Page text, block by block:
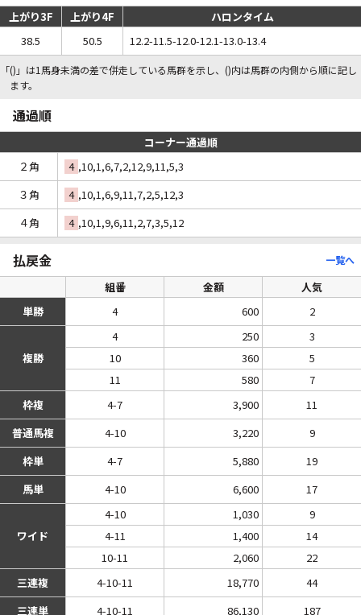
上がり3F 上がり4F
ハロンタイム
38.5
50.5 12.2-11.5-12.0-12.1-13.0-13.4
「()」は1馬身未満の差で併走している馬群を示し、()内は馬群の内側から順に記し
ます。
通過順
コーナー通過順
２角
4 ,10,1,6,7,2,12,9,11,5,3
３角
4 ,10,1,6,9,11,7,2,5,12,3
４角
4 ,10,1,9,6,11,2,7,3,5,12
払戻金 一覧へ
組番 金額
人気
単勝
4 600 2
複勝
4 250
3
10
360
5
11
580
7
枠複
4-7 3,900
11
普通馬複
4-10 3,220
9
枠単
4-7 5,880
19
馬単
4-10 6,600 17
ワイド
4-10 1,030
9
4-11
1,400
14
10-11
2,060
22
三連複
4-10-11 18,770
44
三連単
4-10-11 86,130 187